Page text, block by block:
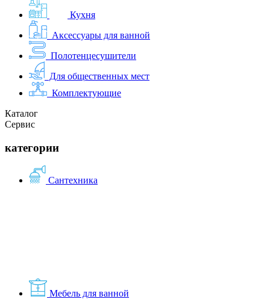
Кухня
Аксессуары для ванной
Полотенцесушители
Для общественных мест
Комплектующие
Каталог
Сервис
категории
Сантехника
Мебель для ванной